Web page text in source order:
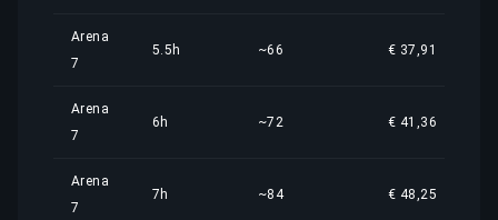
Arena
7
5.5h ~66 € 37,91
Arena
7
6h ~72 € 41,36
Arena
7
7h ~84 € 48,25